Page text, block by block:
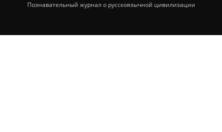
Познавательный журнал о русскоязычной цивилизации